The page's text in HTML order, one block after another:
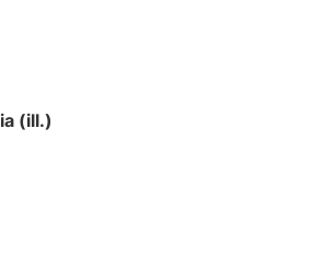
(ill.)